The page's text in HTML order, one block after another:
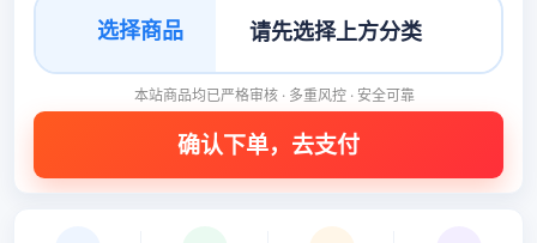
选择商品
本站商品均已严格审核 · 多重风控 · 安全可靠